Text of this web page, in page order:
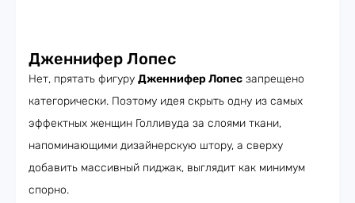
Дженнифер Лопес
Нет, прятать фигуру Дженнифер Лопес запрещено
категорически. Поэтому идея скрыть одну из самых
эффектных женщин Голливуда за слоями ткани,
напоминающими дизайнерскую штору, а сверху
добавить массивный пиджак, выглядит как минимум
спорно.